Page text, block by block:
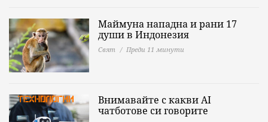
Маймуна нападна и рани 17
души в Индонезия
Свят Преди 11 минути
Внимавайте с какви AI
чатботове си говорите